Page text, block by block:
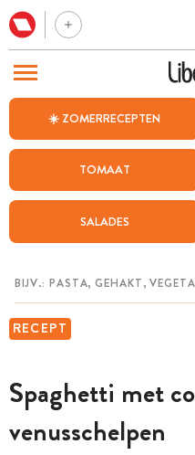
☀️ ZOMERRECEPTEN
TOMAAT
SALADES
RECEPT
Spaghetti met
venusschelpen
BEZOEK ONZE ANDERE WEBSITES
WEEKMENU
CHAT MET MAIA
MIJN BEWAARDE RECEPTEN